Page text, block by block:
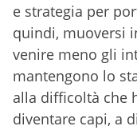
e strategia per
quindi, muoversi
venire meno gli
mantengono lo
alla difficoltà che
diventare capi, a